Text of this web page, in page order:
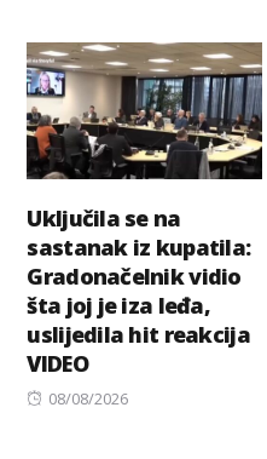
Uključila se na
sastanak iz kupatila:
Gradonačelnik vidio
šta joj je iza leđa,
uslijedila hit reakcija
VIDEO
Posted
08/08/2026